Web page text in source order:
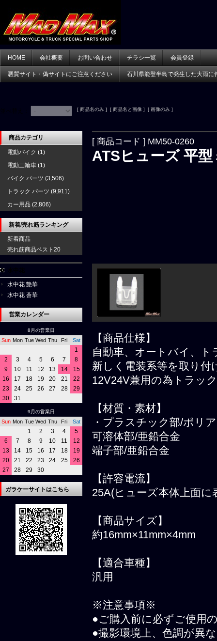
HOME 会社概要 お問い合わせ チラシ一覧 会員登録
悪質サイト・偽サイトにご注意ください 石川県能登半島で発生した大雨に
[ 商品名のみ ] [ 商品名と画像 ] [ 画像のみ ]
[ 商品コード ] MM50-0260
ATSヒューズ 平
【商品仕様】
自動車、オートバイ、
新しく電装系等を取り付
12V24V兼用の為トラッ
【材質・素材】
・プラスチック部/ポリ
可溶体部/亜鉛合金
端子部/亜鉛合金
【許容電流】
25A(ヒューズ本体上面に
【商品サイズ】
約16mm×11mm×4mm
【適合車種】
汎用
※注意事項※
●ご購入前に必ずご使用
●撮影環境上、色調が異
商品カテゴリ
電動バイク (1)
電動三輪車 (1)
バイク パーツ (3,506)
トラック パーツ (9,911)
カー用品 (2,806)
新着/売れ筋ランキング
新着商品
売れ筋商品ベスト20
水中花 艶華
水中花 蒼華
営業カレンダー
8月の営業日
Sun Mon Tue Wed Thu Fri Sat
1
2
3 4 5 6 7
8
9
10 11 12 13 14
15
16
17 18 19 20 21
22
23
24 25 26 27 28
29
30
31
9月の営業日
Sun Mon Tue Wed Thu Fri Sat
1 2 3 4
5
6
7 8 9 10 11
12
13
14 15 16 17 18
19
20
21 22 23 24 25
26
27
28 29 30
ガラケーサイトはこちら